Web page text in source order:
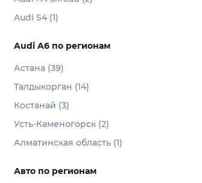
Audi S4 (1)
Audi A6 по регионам
Астана (39)
Талдыкорган (14)
Костанай (3)
Усть-Каменогорск (2)
Алматинская область (1)
Авто по регионам